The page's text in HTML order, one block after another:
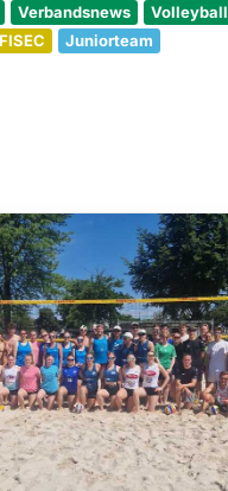
Verbandsnews
Volleyball
Juniorteam